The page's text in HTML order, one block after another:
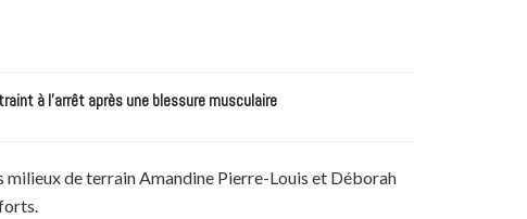
à l’arrêt après une blessure musculaire
milieux de terrain Amandine Pierre-Louis et Déborah